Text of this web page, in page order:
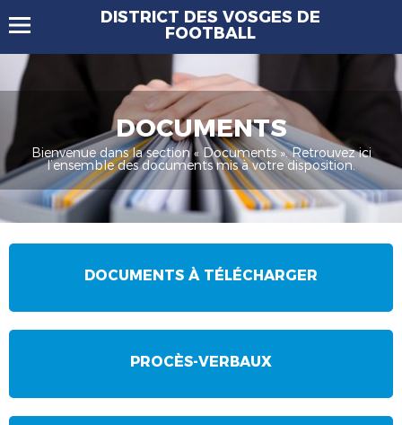
DISTRICT DES VOSGES DE
FOOTBALL
DOCUMENTS
Bienvenue dans la section « Documents ». Retrouvez ici
l’ensemble des documents mis à votre disposition.
DOCUMENTS À TÉLÉCHARGER
PROCÈS-VERBAUX